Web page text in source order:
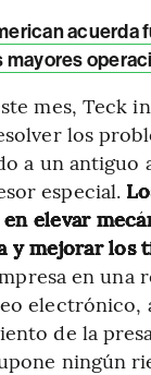
acuerda
mayores
mes, Teck
los
a un antiguo
especial.
elevar
y mejorar los
en una
electrónico,
de la
ningún